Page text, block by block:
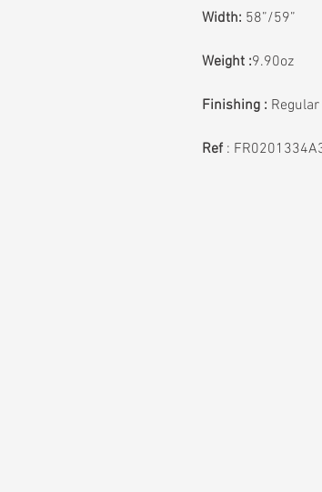
Width: 58”/59”
Weight :9.90oz
Finishing : Regular
Ref :